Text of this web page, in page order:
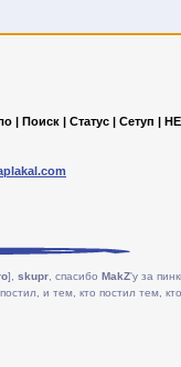
| Поиск | Статус | Сетуп |
], skupr , спасибо MakZ'у за
и тем, кто постил тем,